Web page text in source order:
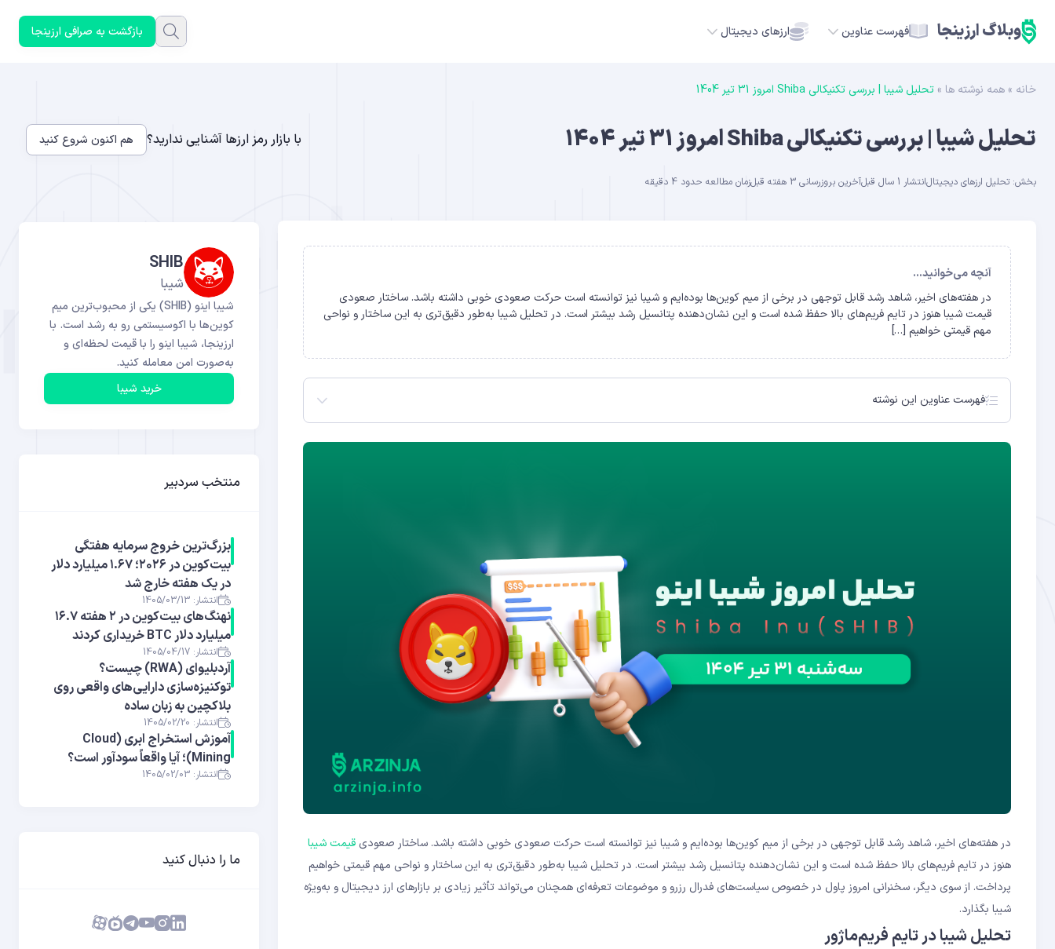
وبلاگ ارزینجا فهرست عناوین ارزهای دیجیتال
ADA
بازگشت به صرافی ارزینجا
خانه » همه نوشته ها » تحلیل شیبا | بررسی تکنیکالی Shiba امروز 31 تیر 1404
تحلیل شیبا | بررسی تکنیکالی Shiba امروز 31 تیر 1404 با بازار رمز ارزها آشنایی ندارید؟ هم اکنون شروع کنید
بخش: تحلیل ارزهای دیجیتالانتشار 1 سال قبل آخرین بروزرسانی 3 هفته قبل زمان مطالعه حدود 4 دقیقه
آنچه می‌خوانید...
در هفته‌های اخیر، شاهد رشد قابل توجهی در برخی از میم کوین‌ها بوده‌ایم و شیبا نیز توانسته است حرکت صعودی خوبی داشته باشد. ساختار صعودی
قیمت شیبا هنوز در تایم فریم‌های بالا حفظ شده است و این نشان‌دهنده پتانسیل رشد بیشتر است. در تحلیل شیبا به‌طور دقیق‌تری به این ساختار و نواحی
مهم قیمتی خواهیم […]
فهرست عناوین این نوشته
تحلیل شیبا در تایم‌فریم مینور
در هفته‌های اخیر، شاهد رشد قابل توجهی در برخی از میم کوین‌ها بوده‌ایم و شیبا نیز توانسته است حرکت صعودی خوبی داشته باشد. ساختار صعودی قیمت شیبا
هنوز در تایم فریم‌های بالا حفظ شده است و این نشان‌دهنده پتانسیل رشد بیشتر است. در تحلیل شیبا به‌طور دقیق‌تری به این ساختار و نواحی مهم قیمتی خواهیم
پرداخت. از سوی دیگر، سخنرانی امروز پاول در خصوص سیاست‌های فدرال رزرو و موضوعات تعرفه‌ای همچنان می‌تواند تأثیر زیادی بر بازارهای ارز دیجیتال و به‌ویژه
شیبا بگذارد.
تحلیل شیبا در تایم فریم‌ماژور
SHIB
شیبا
شیبا اینو (SHIB) یکی از محبوب‌ترین میم
کوین‌ها با اکوسیستمی رو به رشد است. با
ارزینجا، شیبا اینو را با قیمت لحظه‌ای و
به‌صورت امن معامله کنید.
خرید شیبا
منتخب سردبیر
بزرگ‌ترین خروج سرمایه هفتگی
بیت‌کوین در ۲۰۲۶؛ ۱.۶۷ میلیارد دلار
در یک هفته خارج شد
انتشار: 1405/03/13
نهنگ‌های بیت‌کوین در ۲ هفته ۱۶.۷
میلیارد دلار BTC خریداری کردند
انتشار: 1405/04/17
آر‌دبلیوای (RWA) چیست؟
توکنیزه‌سازی دارایی‌های واقعی روی
بلاکچین به زبان ساده
انتشار: 1405/02/20
آموزش استخراج ابری (Cloud
Mining)؛ آیا واقعاً سودآور است؟
انتشار: 1405/02/03
ما را دنبال کنید